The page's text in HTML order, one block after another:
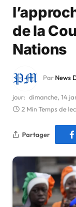
de la
Nations
Par News
jour: dimanche, 14
2 Min Temps de
Partager